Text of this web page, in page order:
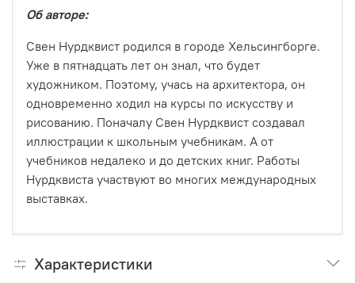
Об авторе:
Свен Нурдквист родился в городе Хельсингборге.
Уже в пятнадцать лет он знал, что будет
художником. Поэтому, учась на архитектора, он
одновременно ходил на курсы по искусству и
рисованию. Поначалу Свен Нурдквист создавал
иллюстрации к школьным учебникам. А от
учебников недалеко и до детских книг. Работы
Нурдквиста участвуют во многих международных
выставках.
Характеристики